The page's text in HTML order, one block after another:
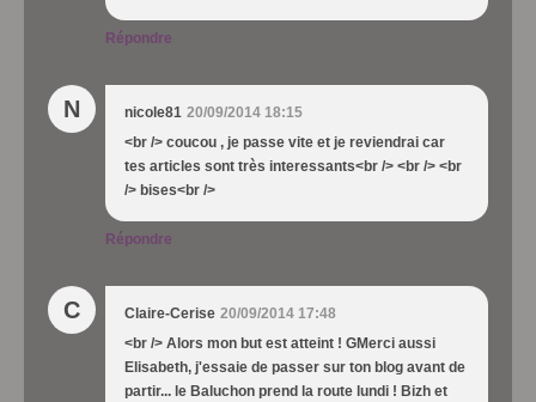
Répondre
N nicole81 20/09/2014 18:15
<br /> coucou , je passe vite et je reviendrai car
tes articles sont très interessants<br /> <br /> <br
/> bises<br />
Répondre
C Claire-Cerise 20/09/2014 17:48
<br /> Alors mon but est atteint ! GMerci aussi
Elisabeth, j'essaie de passer sur ton blog avant de
partir... le Baluchon prend la route lundi ! Bizh et